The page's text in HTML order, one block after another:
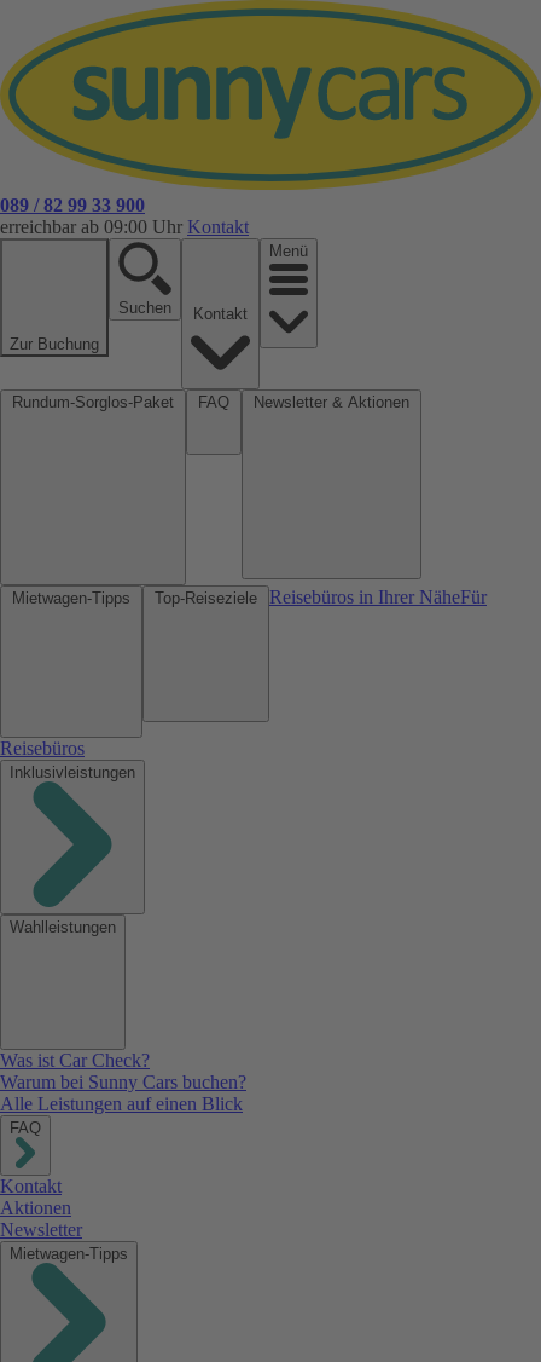
089 / 82 99 33 900
erreichbar ab 09:00 Uhr Kontakt
Zur Buchung
Suchen
Menü
Reisebüros in Ihrer NäheFür
Reisebüros
Inklusivleistungen
Wahlleistungen
Was ist Car Check?
Warum bei Sunny Cars buchen?
Alle Leistungen auf einen Blick
FAQ
Kontakt
Aktionen
Newsletter
Mietwagen-Tipps